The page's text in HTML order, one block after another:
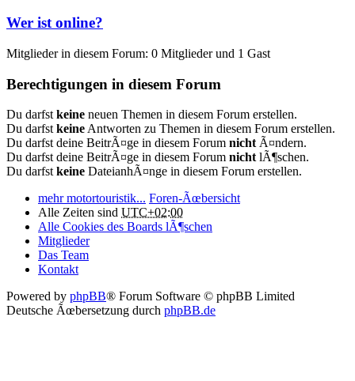
Wer ist online?
Mitglieder in diesem Forum: 0 Mitglieder und 1 Gast
Berechtigungen in diesem Forum
Du darfst keine neuen Themen in diesem Forum erstellen.
Du darfst keine Antworten zu Themen in diesem Forum erstellen.
Du darfst deine BeitrÃ¤ge in diesem Forum nicht Ã¤ndern.
Du darfst deine BeitrÃ¤ge in diesem Forum nicht lÃ¶schen.
Du darfst keine DateianhÃ¤nge in diesem Forum erstellen.
mehr motortouristik... Foren-Ãœbersicht
Alle Zeiten sind UTC+02:00
Alle Cookies des Boards lÃ¶schen
Mitglieder
Das Team
Kontakt
Powered by phpBB® Forum Software © phpBB Limited
Deutsche Ãœbersetzung durch phpBB.de